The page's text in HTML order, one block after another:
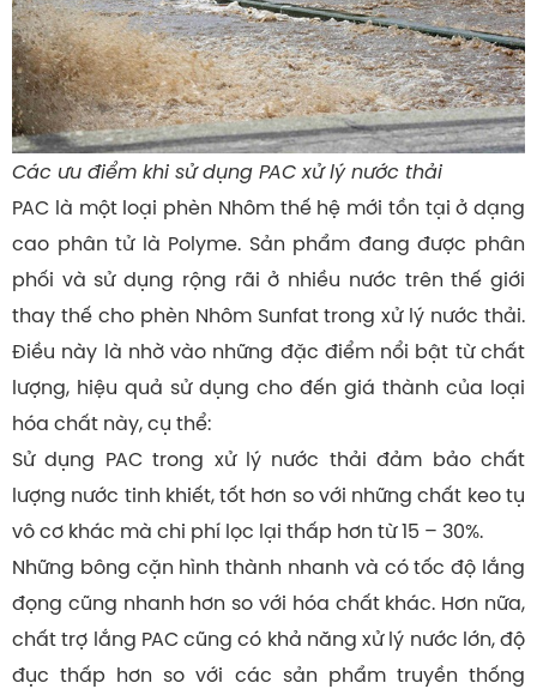
Các ưu điểm khi sử dụng PAC xử lý nước thải
PAC là một loại phèn Nhôm thế hệ mới tồn tại ở dạng
cao phân tử là Polyme. Sản phẩm đang được phân
phối và sử dụng rộng rãi ở nhiều nước trên thế giới
thay thế cho phèn Nhôm Sunfat trong xử lý nước thải.
Điều này là nhờ vào những đặc điểm nổi bật từ chất
lượng, hiệu quả sử dụng cho đến giá thành của loại
hóa chất này, cụ thể:
Sử dụng PAC trong xử lý nước thải đảm bảo chất
lượng nước tinh khiết, tốt hơn so với những chất keo tụ
vô cơ khác mà chi phí lọc lại thấp hơn từ 15 – 30%.
Những bông cặn hình thành nhanh và có tốc độ lắng
đọng cũng nhanh hơn so với hóa chất khác. Hơn nữa,
chất trợ lắng PAC cũng có khả năng xử lý nước lớn, độ
đục thấp hơn so với các sản phẩm truyền thống